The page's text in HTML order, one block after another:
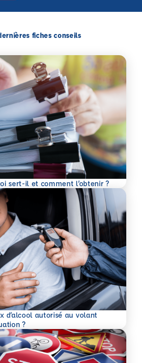
fiches conseils
sert-il et comment l’obtenir ?
d’alcool autorisé au volant
?